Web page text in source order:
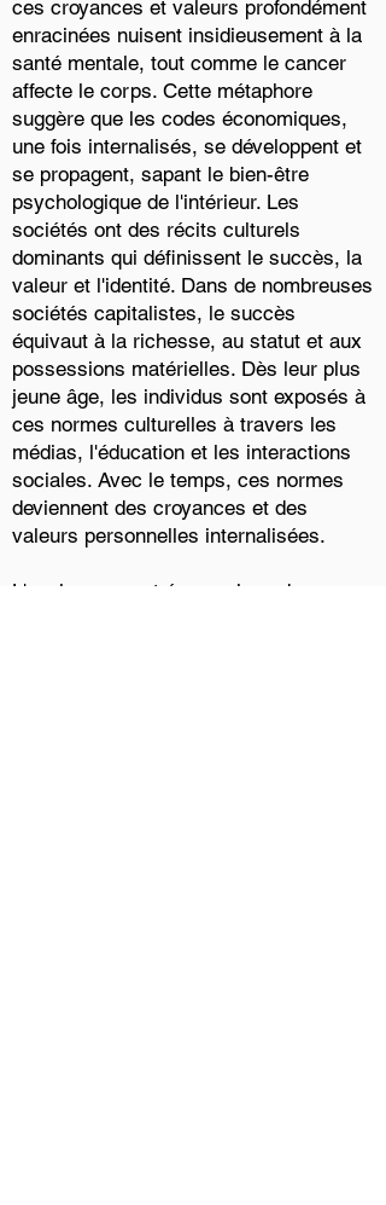
ces croyances et valeurs profondément
enracinées nuisent insidieusement à la
santé mentale, tout comme le cancer
affecte le corps. Cette métaphore
suggère que les codes économiques,
une fois internalisés, se développent et
se propagent, sapant le bien-être
psychologique de l'intérieur. Les
sociétés ont des récits culturels
dominants qui définissent le succès, la
valeur et l'identité. Dans de nombreuses
sociétés capitalistes, le succès
équivaut à la richesse, au statut et aux
possessions matérielles. Dès leur plus
jeune âge, les individus sont exposés à
ces normes culturelles à travers les
médias, l'éducation et les interactions
sociales. Avec le temps, ces normes
deviennent des croyances et des
valeurs personnelles internalisées.
L'environnement économique dans